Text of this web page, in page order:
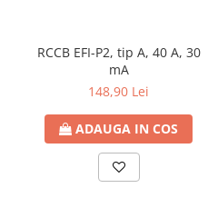
RCCB EFI-P2, tip A, 40 A, 30
mA
148,90 Lei
ADAUGA IN COS